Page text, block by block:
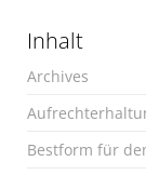
Inhalt
Archives
Bestform für